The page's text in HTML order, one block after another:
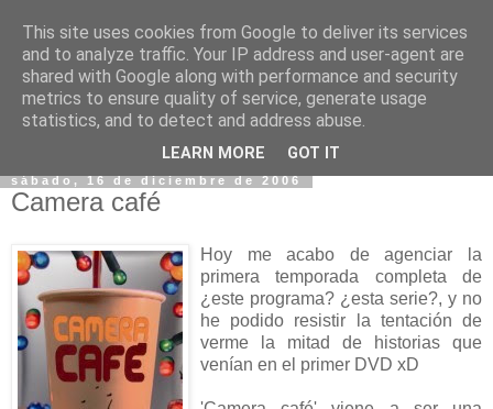
sábado, 16 de diciembre de 2006
Camera café
Hoy me acabo de agenciar la
primera temporada completa de
¿este programa? ¿esta serie?, y no
he podido resistir la tentación de
verme la mitad de historias que
venían en el primer DVD xD
This site uses cookies from Google to deliver its services
and to analyze traffic. Your IP address and user-agent are
shared with Google along with performance and security
metrics to ensure quality of service, generate usage
statistics, and to detect and address abuse.
LEARN MORE GOT IT